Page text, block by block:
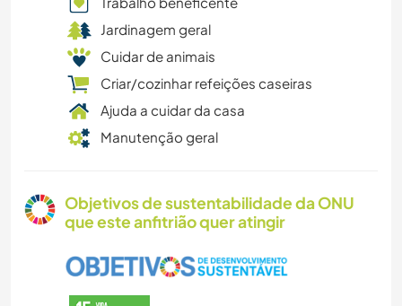
Jardinagem geral
Cuidar de animais
Criar/cozinhar refeições caseiras
Ajuda a cuidar da casa
Manutenção geral
Objetivos de sustentabilidade da ONU
que este anfitrião quer atingir